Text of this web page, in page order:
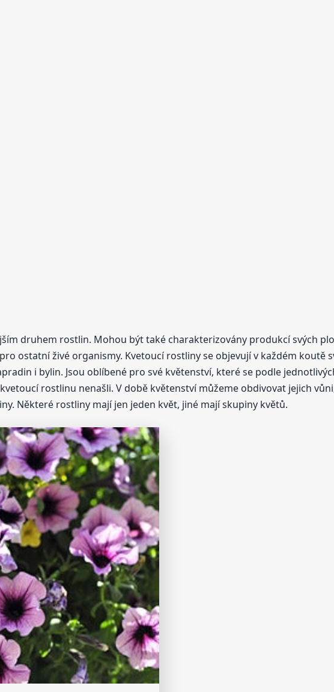
druhem rostlin. Mohou být také charakterizovány produkcí svých
ostatní živé organismy. Kvetoucí rostliny se objevují v každém koutě
i bylin. Jsou oblíbené pro své květenství, které se podle
rostlinu nenašli. V době květenství můžeme obdivovat jejich
Některé rostliny mají jen jeden květ, jiné mají skupiny květů.